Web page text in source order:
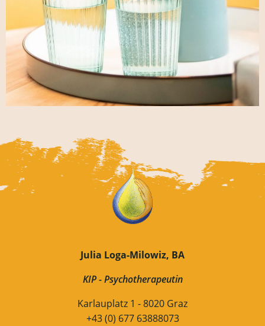
Julia Loga-Milowiz, BA
KIP - Psychotherapeutin
Karlauplatz 1 - 8020 Graz
+43 (0) 677 63888073